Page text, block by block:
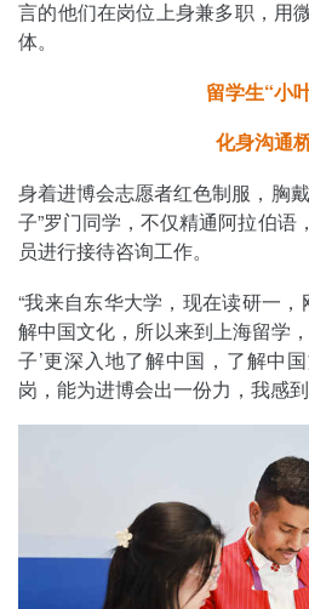
言的他们在岗位上身兼多职，用
体。
留学生“小
化身沟通
身着进博会志愿者红色制服，胸
子”罗门同学，不仅精通阿拉伯语
员进行接待咨询工作。
“我来自东华大学，现在读研一
解中国文化，所以来到上海留学
子’更深入地了解中国，了解中
岗，能为进博会出一份力，我感到